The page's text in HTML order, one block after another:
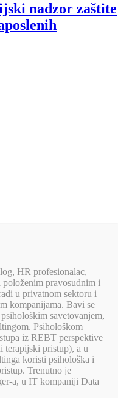
nadzor zaštite
HR profesionalac,
položenim pravosudnim i
u privatnom sektoru i
kompanijama. Bavi se
savetovanjem,
Psihološkom
iz REBT perspektive
terapijski pristup), a u
koristi psihološka i
Trenutno je
a, u IT kompaniji Data